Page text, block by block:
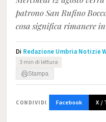
patrono San Rufino
cosa significa rimanere
Di Redazione Umbria Notizie
3 min di lettura
Stampa
CONDIVIDI Facebook X /